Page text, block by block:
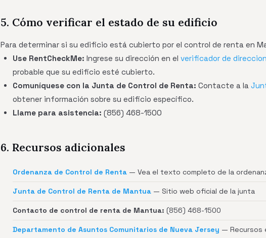
5. Cómo verificar el estado de su edificio
Para determinar si su edificio está cubierto por el control de renta en
Use RentCheckMe: Ingrese su dirección en el verificador de
probable que su edificio esté cubierto.
Comuníquese con la Junta de Control de Renta: Contacte a la
obtener información sobre su edificio específico.
Llame para asistencia: (856) 468-1500
6. Recursos adicionales
Ordenanza de Control de Renta — Vea el texto completo de la
Junta de Control de Renta de Mantua — Sitio web oficial de la junta
Contacto de control de renta de Mantua: (856) 468-1500
Departamento de Asuntos Comunitarios de Nueva Jersey — Recursos